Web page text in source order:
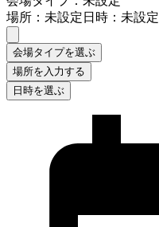
場所：未設定日時：未設定
会場タイプを選ぶ
場所を入力する
日時を選ぶ